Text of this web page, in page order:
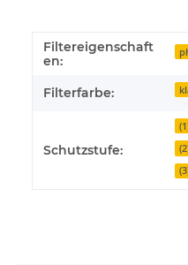
Filtereigenschaft
en:
Filterfarbe:
Schutzstufe: